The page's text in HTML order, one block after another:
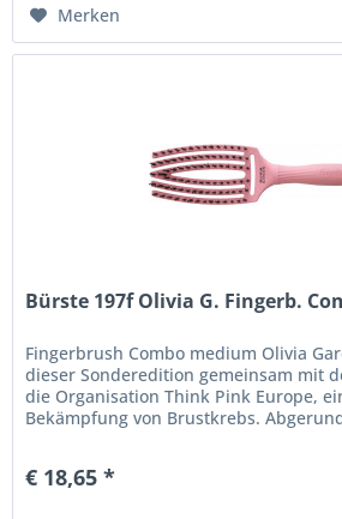
Merken
Bürste 197f Olivia G. Fingerb.
Fingerbrush Combo medium Olivia
dieser Sonderedition gemeinsam mit
die Organisation Think Pink Europe,
Bekämpfung von Brustkrebs.
€ 18,65 *